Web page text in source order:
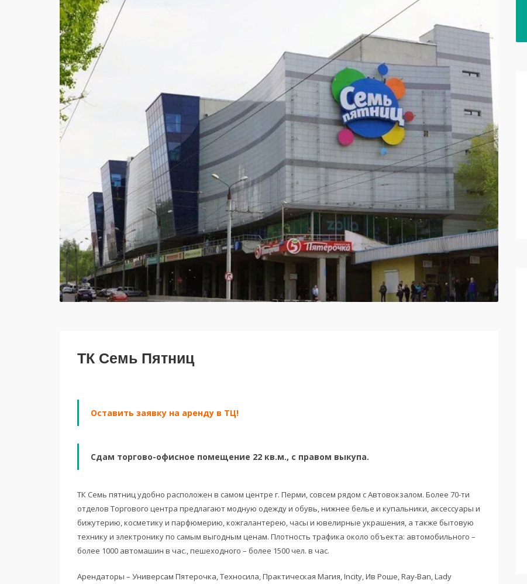
ТК Семь Пятниц
Оставить заявку на аренду в ТЦ!
Сдам торгово-офисное помещение 22 кв.м., с правом выкупа.
ТК Семь пятниц удобно расположен в самом центре г. Перми, совсем рядом с Автовокзалом. Более 70-ти
отделов Торгового центра предлагают модную одежду и обувь, нижнее белье и купальники, аксессуары и
бижутерию, косметику и парфюмерию, кожгалантерею, часы и ювелирные украшения, а также бытовую
технику и электронику по самым выгодным ценам. Плотность трафика около объекта: автомобильного –
более 1000 автомашин в час., пешеходного – более 1500 чел. в час.
Арендаторы – Универсам Пятерочка, Техносила, Практическая Магия, Incity, Ив Роше, Ray-Ban, Lady